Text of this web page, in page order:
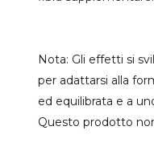
Nota: Gli effetti si
per adattarsi alla
ed equilibrata e a
Questo prodotto